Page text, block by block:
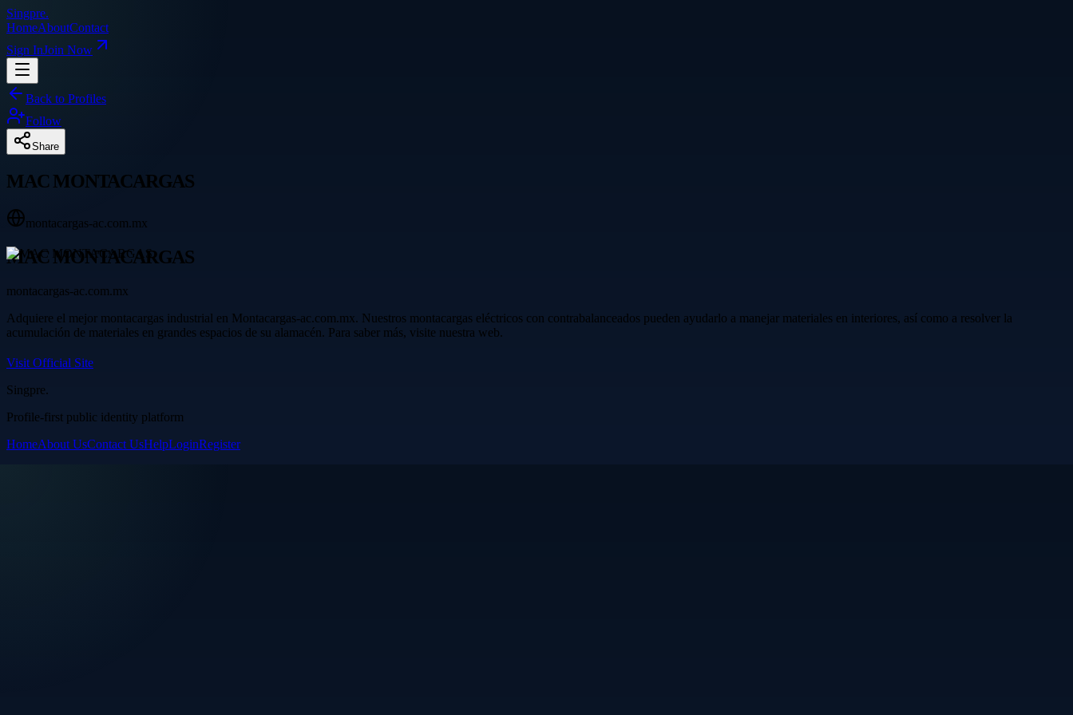
Singpre.
HomeAboutContact
Sign InJoin Now
Back to Profiles
Follow
Share
MAC MONTACARGAS
montacargas-ac.com.mx
MAC MONTACARGAS
montacargas-ac.com.mx
Adquiere el mejor montacargas industrial en Montacargas-ac.com.mx. Nuestros montacargas eléctricos con contrabalanceados pueden ayudarlo a manejar materiales en interiores, así como a resolver la
acumulación de materiales en grandes espacios de su alamacén. Para saber más, visite nuestra web.
Visit Official Site
Singpre.
Profile-first public identity platform
HomeAbout UsContact UsHelpLoginRegister